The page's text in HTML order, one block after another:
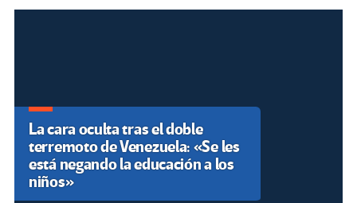
La cara oculta tras el doble
terremoto de Venezuela: «Se les
está negando la educación a los
niños»